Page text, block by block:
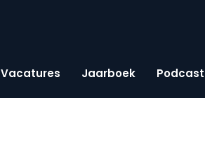
Vacatures Jaarboek